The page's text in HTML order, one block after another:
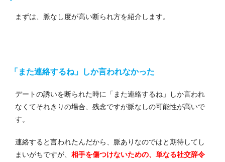
まずは、脈なし度が高い断られ方を紹介します。
「また連絡するね」しか言われなかった
デートの誘いを断られた時に「また連絡するね」しか言われ
なくてそれきりの場合、残念ですが脈なしの可能性が高いで
す。
連絡すると言われたんだから、脈ありなのではと期待してし
まいがちですが、 相手を傷つけないための、単なる社交辞令